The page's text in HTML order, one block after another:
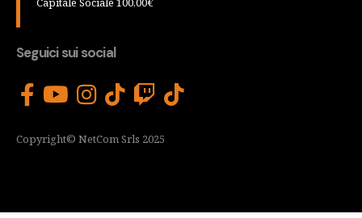
Seguici sui social
Copyright© NetCom Srls 2025